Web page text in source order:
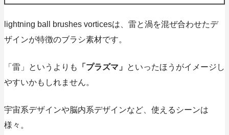
lightning ball brushes vorticesは、 雷と渦を混ぜ合わせたデ
ザインが特徴のブラシ素材です。
「雷」というよりも 「プラズマ」 といったほうがイメージし
やすいかもしれません。
宇宙系デザインや脳内系デザインなど、使えるシーンは
様々。